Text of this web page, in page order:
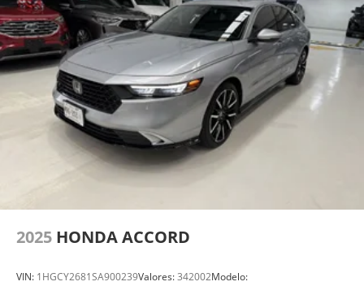
2025 HONDA ACCORD
VIN: 1HGCY2681SA900239Valores:342002Modelo: